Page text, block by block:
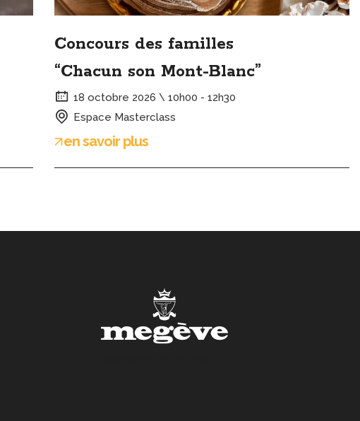
Concours des familles
“Chacun son Mont-Blanc”
18 octobre 2026 \ 10h00 - 12h30
Espace Masterclass
en savoir plus